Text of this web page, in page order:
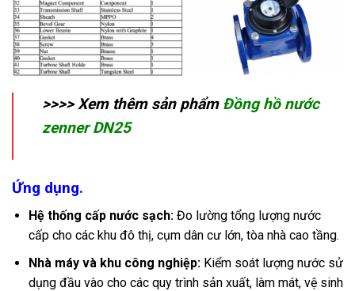
>>>> Xem thêm sản phẩm Đồng hồ nước
zenner DN25
Ứng dụng.
Hệ thống cấp nước sạch:Đo lường tổng lượng nước
cấp cho các khu đô thị, cụm dân cư lớn, tòa nhà cao tầng.
Nhà máy và khu công nghiệp:Kiểm soát lượng nước sử
dụng đầu vào cho các quy trình sản xuất, làm mát, vệ sinh